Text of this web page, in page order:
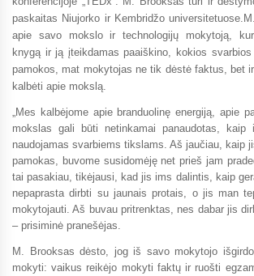
paskaitas Niujorko ir Kembridžo
apie savo mokslo ir technologijų mokytoją,
knygą ir ją įteikdamas paaiškino, kokios
pamokos, mat mokytojas ne tik dėstė faktus, bet
kalbėti apie mokslą.
„Mes kalbėjome apie branduolinę energiją, apie
mokslas gali būti netinkamai panaudotas,
naudojamas svarbiems tikslams. Aš jaučiau, kaip
pamokas, buvome susidomėję net prieš jam
tai pasakiau, tikėjausi, kad jis ims dalintis, kaip
nepaprasta dirbti su jaunais protais, o jis man
mokytojauti. Aš buvau pritrenktas, nes dabar jis
– prisiminė pranešėjas.
M. Brooksas dėsto, jog iš savo mokytojo
mokyti: vaikus reikėjo mokyti faktų ir ruošti